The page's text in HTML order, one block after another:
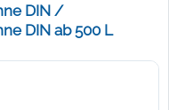
DIN /
DIN ab 500 L